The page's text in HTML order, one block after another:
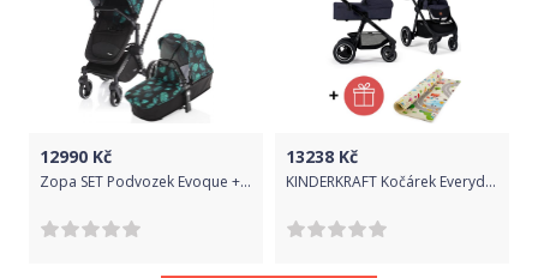
12990 Kč
Zopa SET Podvozek Evoque + Barevný set ke kočárku Evoque B/BL_Jungle
13238 Kč
KINDERKRAFT Kočárek Everyday 2v1 Denim + PETITE&MARS Podložka na hraní Joy Max Walk ZDARMA